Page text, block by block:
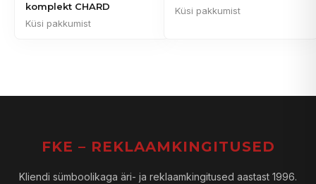
komplekt CHARD
Küsi pakkumist
Küsi pakkumist
FKE – REKLAAMKINGITUSED
Kliendi sümboolikaga äri- ja reklaamkingitused aastast 1996.